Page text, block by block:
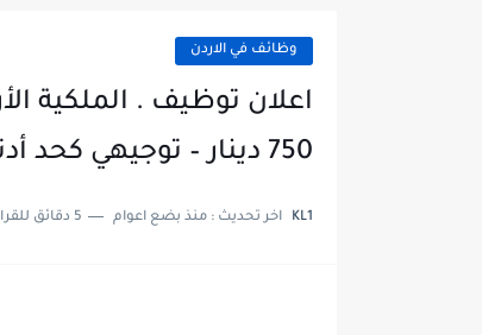
وظائف في الاردن
اعلان توظيف . الملكية
750 دينار – توجيهي كحد أدنى تفاصيل
KL1 اخر تحديث : منذ بضع اعوام 5 دقائق للقراءة